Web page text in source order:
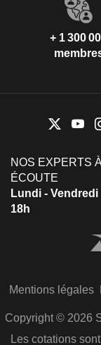
+ 1 300
NOS EXPERTS
ÉCOUTE
Lundi - Vendredi
18h
Mentions légales
Copyright © 2026
Les cotations